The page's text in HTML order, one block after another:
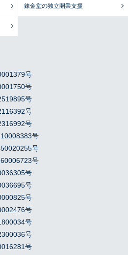
錬金堂の独立開業支援
号
号
号
号
号
号
号
号
号
号
号
号
号
号
号